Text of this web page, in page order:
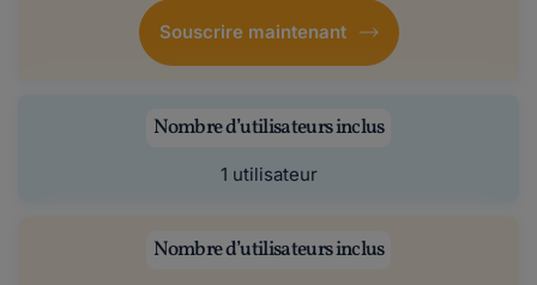
Souscrire maintenant
Nombre d’utilisateurs inclus
1 utilisateur
Nombre d’utilisateurs inclus